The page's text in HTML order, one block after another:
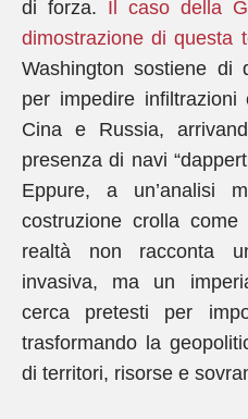
di forza. Il caso della
dimostrazione di questa
Washington sostiene di
per impedire
Cina e Russia,
presenza di navi
Eppure, a un’analisi
costruzione crolla
realtà non racconta
invasiva, ma un
cerca pretesti per
trasformando la
di territori, risorse e